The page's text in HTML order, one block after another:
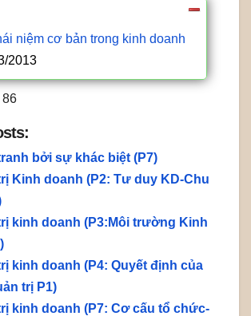
niệm cơ bản trong kinh doanh
2013
86
bởi sự khác biệt (P7)
Kinh doanh (P2: Tư duy KD-Chu
kinh doanh (P3:Môi trường Kinh
kinh doanh (P4: Quyết định của
trị P1)
kinh doanh (P7: Cơ cấu tổ chức-